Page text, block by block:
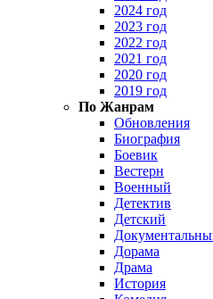
2024 год
2023 год
2022 год
2021 год
2020 год
2019 год
По Жанрам
Обновления
Биография
Боевик
Вестерн
Военный
Детектив
Детский
Дорама
Драма
История